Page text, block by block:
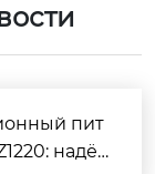
пит
надё